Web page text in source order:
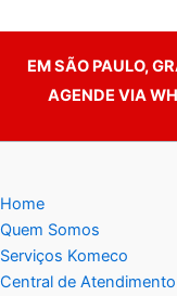
EM SÃO PAULO,
AGENDE VIA
Home
Quem Somos
Serviços Komeco
Central de Atendimento